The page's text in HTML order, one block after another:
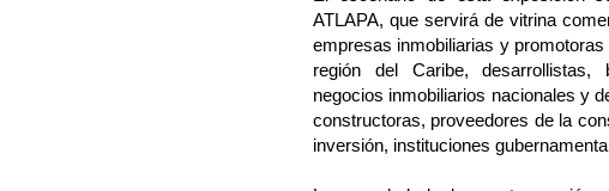
ATLAPA, que servirá de vitrina
empresas inmobiliarias y
región del Caribe,
negocios inmobiliarios nacionales y
constructoras, proveedores de la
inversión, instituciones